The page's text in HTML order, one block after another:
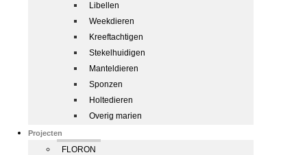
Libellen
Weekdieren
Kreeftachtigen
Stekelhuidigen
Manteldieren
Sponzen
Holtedieren
Overig marien
Projecten
FLORON